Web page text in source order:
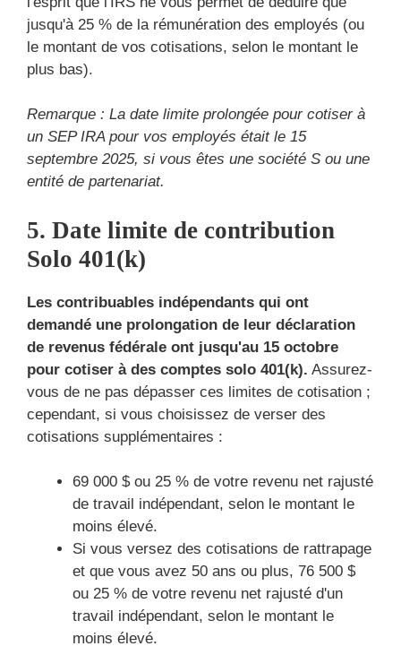
jusqu'à 25 % de la rémunération des employés (ou
le montant de vos cotisations, selon le montant le
plus bas).
Remarque : La date limite prolongée pour cotiser à
un SEP IRA pour vos employés était le 15
septembre 2025, si vous êtes une société S ou une
entité de partenariat.
5. Date limite de contribution
Solo 401(k)
Les contribuables indépendants qui ont
demandé une prolongation de leur déclaration
de revenus fédérale ont jusqu'au 15 octobre
pour cotiser à des comptes solo 401(k). Assurez-
vous de ne pas dépasser ces limites de cotisation ;
cependant, si vous choisissez de verser des
cotisations supplémentaires :
69 000 $ ou 25 % de votre revenu net rajusté
de travail indépendant, selon le montant le
moins élevé.
Si vous versez des cotisations de rattrapage
et que vous avez 50 ans ou plus, 76 500 $
ou 25 % de votre revenu net rajusté d'un
travail indépendant, selon le montant le
moins élevé.